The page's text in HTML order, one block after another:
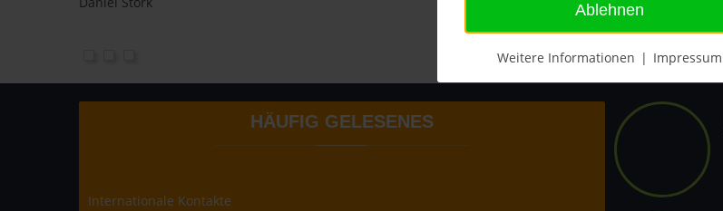
HÄUFIG GELESENES
Internationale Kontakte
Ablehnen
Weitere Informationen | Impressum